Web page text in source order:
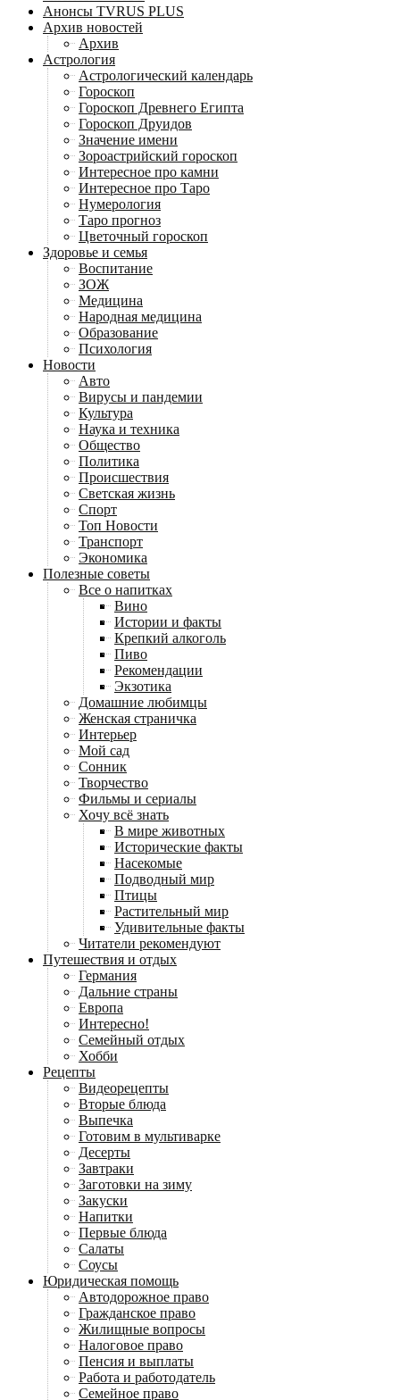
Анонсы TVRUS PLUS
Архив новостей
Архив
Астрология
Астрологический календарь
Гороскоп
Гороскоп Древнего Египта
Гороскоп Друидов
Значение имени
Зороастрийский гороскоп
Интересное про камни
Интересное про Таро
Нумерология
Таро прогноз
Цветочный гороскоп
Здоровье и семья
Воспитание
ЗОЖ
Медицина
Народная медицина
Образование
Психология
Новости
Авто
Вирусы и пандемии
Культура
Наука и техника
Общество
Политика
Происшествия
Светская жизнь
Спорт
Топ Новости
Транспорт
Экономика
Полезные советы
Все о напитках
Вино
Истории и факты
Крепкий алкоголь
Пиво
Рекомендации
Экзотика
Домашние любимцы
Женская страничка
Интерьер
Мой сад
Сонник
Творчество
Фильмы и сериалы
Хочу всё знать
В мире животных
Исторические факты
Насекомые
Подводный мир
Птицы
Растительный мир
Удивительные факты
Читатели рекомендуют
Путешествия и отдых
Германия
Дальние страны
Европа
Интересно!
Семейный отдых
Хобби
Рецепты
Видеорецепты
Вторые блюда
Выпечка
Готовим в мультиварке
Десерты
Завтраки
Заготовки на зиму
Закуски
Напитки
Первые блюда
Салаты
Соусы
Юридическая помощь
Автодорожное право
Гражданское право
Жилищные вопросы
Налоговое право
Пенсия и выплаты
Работа и работодатель
Семейное право